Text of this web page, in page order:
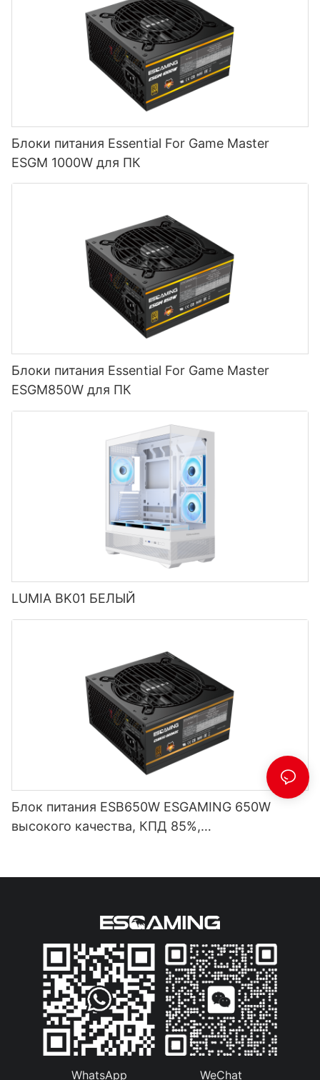
Блоки питания Essential For Game Master
ESGM 1000W для ПК
Блоки питания Essential For Game Master
ESGM850W для ПК
LUMIA BK01 БЕЛЫЙ
Блок питания ESB650W ESGAMING 650W
высокого качества, КПД 85%,
WhatsApp WeChat